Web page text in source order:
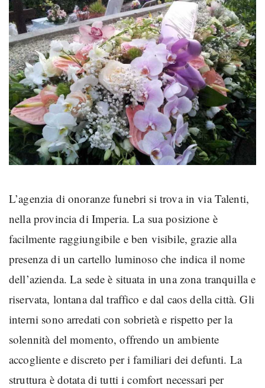
L’agenzia di onoranze funebri si trova in via Talenti,
nella provincia di Imperia. La sua posizione è
facilmente raggiungibile e ben visibile, grazie alla
presenza di un cartello luminoso che indica il nome
dell’azienda. La sede è situata in una zona tranquilla e
riservata, lontana dal traffico e dal caos della città. Gli
interni sono arredati con sobrietà e rispetto per la
solennità del momento, offrendo un ambiente
accogliente e discreto per i familiari dei defunti. La
struttura è dotata di tutti i comfort necessari per